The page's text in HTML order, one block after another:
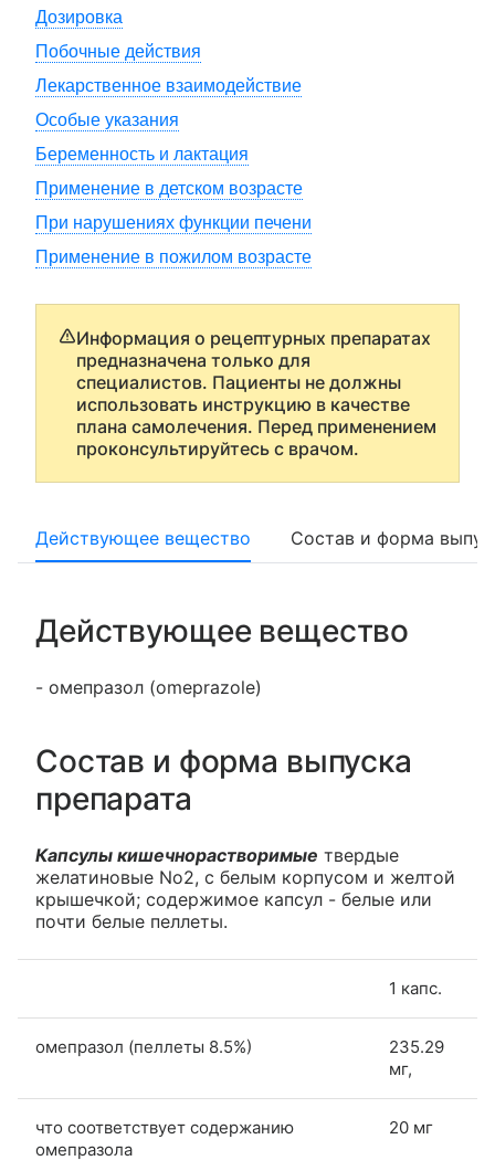
Дозировка
Побочные действия
Лекарственное взаимодействие
Особые указания
Беременность и лактация
Применение в детском возрасте
При нарушениях функции печени
Применение в пожилом возрасте
Информация о рецептурных препаратах
предназначена только для
специалистов. Пациенты не должны
использовать инструкцию в качестве
плана самолечения. Перед применением
проконсультируйтесь с врачом.
Действующее вещество Состав и форма
Действующее вещество
- омепразол (omeprazole)
Состав и форма выпуска
препарата
Капсулы кишечнорастворимые твердые
желатиновые No2, с белым корпусом и желтой
крышечкой; содержимое капсул - белые или
почти белые пеллеты.
1 капс.
омепразол (пеллеты 8.5%)
235.29
мг,
что соответствует содержанию
омепразола
20 мг